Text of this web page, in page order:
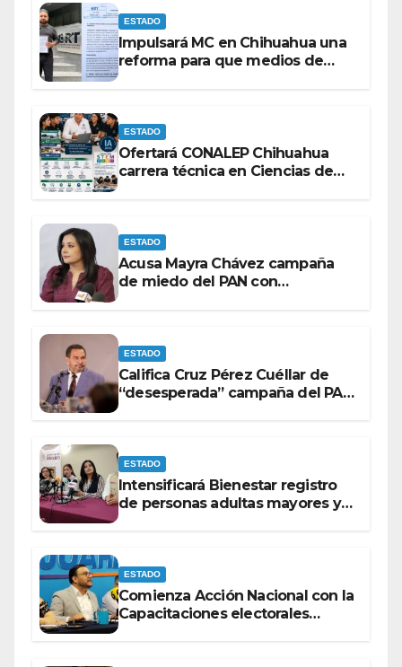
ESTADO
Impulsará MC en Chihuahua una
reforma para que medios de
ESTADO
Ofertará CONALEP Chihuahua
carrera técnica en Ciencias de
ESTADO
Acusa Mayra Chávez campaña
de miedo del PAN con
ESTADO
Califica Cruz Pérez Cuéllar de
“desesperada” campaña del PAN
ESTADO
Intensificará Bienestar registro
de personas adultas mayores y
ESTADO
Comienza Acción Nacional con la
Capacitaciones electorales